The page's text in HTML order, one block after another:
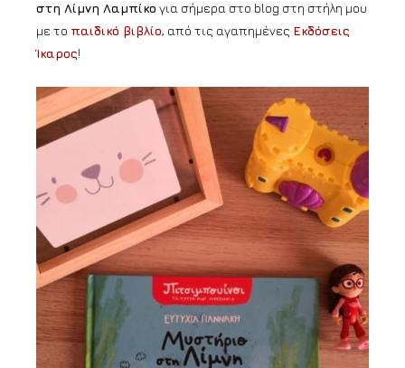
στη Λίμνη Λαμπίκο για σήμερα στο blog στη στήλη μου
με το παιδικό βιβλίο, από τις αγαπημένες Εκδόσεις
Ίκαρος!